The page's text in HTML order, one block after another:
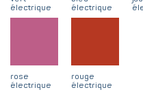
électrique
électrique
rose
électrique
rouge
électrique